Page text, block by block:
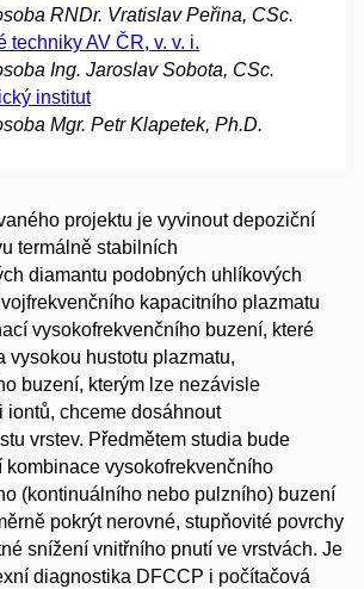
RNDr. Vratislav Peřina, CSc.
techniky AV ČR, v. v. i.
Ing. Jaroslav Sobota, CSc.
institut
Mgr. Petr Klapetek, Ph.D.
projektu je vyvinout depoziční
termálně stabilních
diamantu podobných uhlíkových
kapacitního plazmatu
vysokofrekvenčního buzení, které
vysokou hustotu plazmatu,
buzení, kterým lze nezávisle
iontů, chceme dosáhnout
vrstev. Předmětem studia bude
kombinace vysokofrekvenčního
(kontinuálního nebo pulzního) buzení
pokrýt nerovné, stupňovité povrchy
snížení vnitřního pnutí ve vrstvách. Je
diagnostika DFCCP i počítačová